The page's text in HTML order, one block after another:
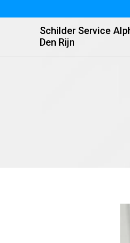
Schilder Service
Den Rijn